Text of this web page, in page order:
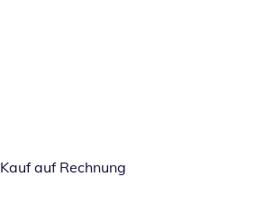
Kauf auf Rechnung